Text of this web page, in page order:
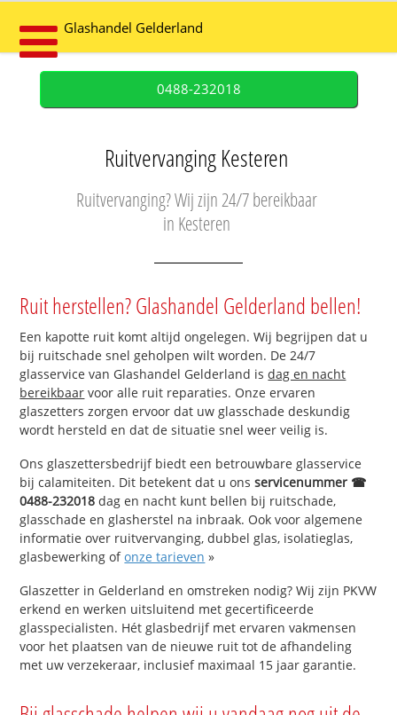
Glashandel Gelderland
0488-232018
Ruitvervanging Kesteren
Ruitvervanging? Wij zijn 24/7 bereikbaar
in Kesteren
Ruit herstellen? Glashandel Gelderland bellen!
Een kapotte ruit komt altijd ongelegen. Wij begrijpen dat u
bij ruitschade snel geholpen wilt worden. De 24/7
glasservice van Glashandel Gelderland isdag en nacht
bereikbaar voor alle ruit reparaties. Onze ervaren
glaszetters zorgen ervoor dat uw glasschade deskundig
wordt hersteld en dat de situatie snel weer veilig is.
Ons glaszettersbedrijf biedt een betrouwbare glasservice
bij calamiteiten. Dit betekent dat u onsservicenummer ☎
0488-232018 dag en nacht kunt bellen bij ruitschade,
glasschade en glasherstel na inbraak. Ook voor algemene
informatie over ruitvervanging, dubbel glas, isolatieglas,
glasbewerking ofonze tarieven »
Glaszetter in Gelderland en omstreken nodig? Wij zijn PKVW
erkend en werken uitsluitend met gecertificeerde
glasspecialisten. Hét glasbedrijf met ervaren vakmensen
voor het plaatsen van de nieuwe ruit tot de afhandeling
met uw verzekeraar, inclusief maximaal 15 jaar garantie.